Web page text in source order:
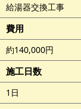
給湯器交換工事
費用
約140,000円
施工日数
1日